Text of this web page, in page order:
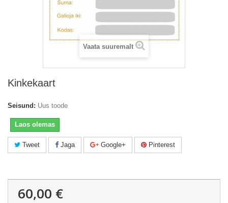
Vaata suuremalt
Kinkekaart
Seisund: Uus toode
Laos olemas
Tweet Jaga Google+ Pinterest
60,00 €